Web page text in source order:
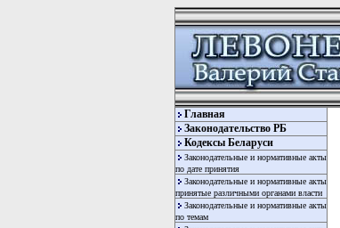
Главная
Законодательство РБ
Кодексы Беларуси
Законодательные и нормативные акты
по дате принятия
Законодательные и нормативные акты
принятые различными органами власти
Законодательные и нормативные акты
по темам